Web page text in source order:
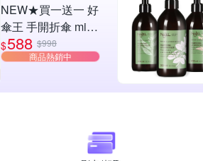
NEW★買一送一 好
傘王 手開折傘 mini
口袋傘-多色可選 膠
囊傘/小傘/手開折傘/
傘/輕量傘/折疊傘/迷
$588 $998
商品熱銷中